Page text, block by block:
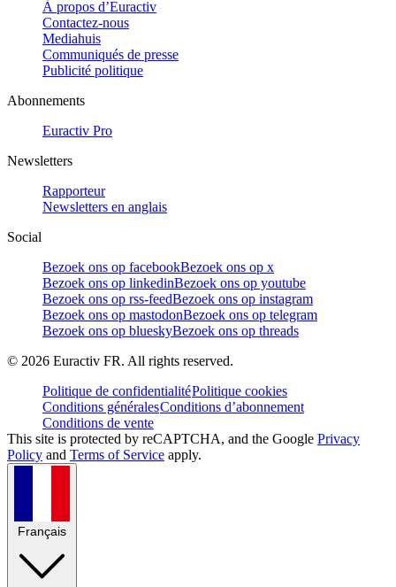
À propos d’Euractiv
Contactez-nous
Mediahuis
Communiqués de presse
Publicité politique
Abonnements
Euractiv Pro
Newsletters
Rapporteur
Newsletters en anglais
Social
Bezoek ons op facebookBezoek ons op x
Bezoek ons op linkedinBezoek ons op youtube
Bezoek ons op rss-feedBezoek ons op instagram
Bezoek ons op mastodonBezoek ons op telegram
Bezoek ons op blueskyBezoek ons op threads
© 2026 Euractiv FR. All rights reserved.
Politique de confidentialitéPolitique cookies
Conditions généralesConditions d’abonnement
Conditions de vente
This site is protected by reCAPTCHA, and the Google Privacy
Policy and Terms of Service apply.
Français